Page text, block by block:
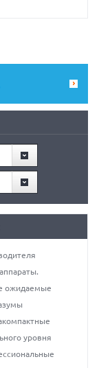
ожидаемые
уровня